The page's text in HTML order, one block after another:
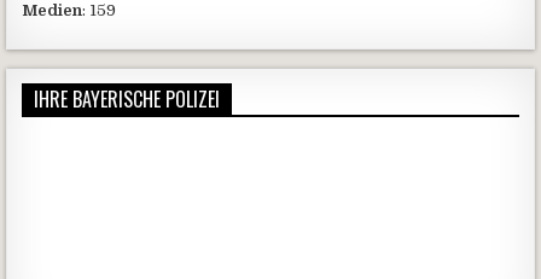
Medien: 159
IHRE BAYERISCHE POLIZEI